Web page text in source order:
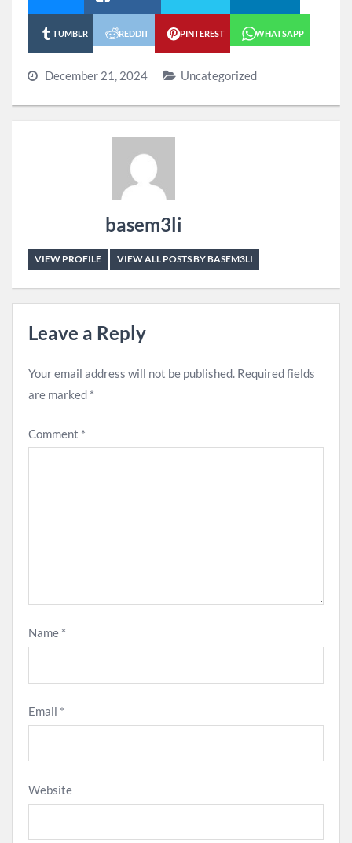
TUMBLR REDDIT PINTEREST WHATSAPP
December 21, 2024 Uncategorized
basem3li
VIEW PROFILE VIEW ALL POSTS BY BASEM3LI
Leave a Reply
Your email address will not be published. Required fields
are marked *
Comment *
Name *
Email *
Website